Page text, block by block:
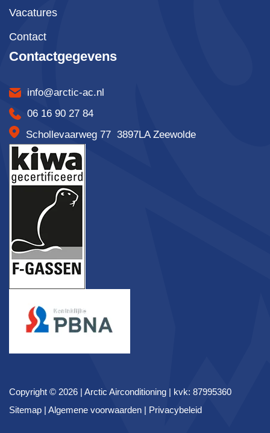
Vacatures
Contact
Contactgegevens
info@arctic-ac.nl
06 16 90 27 84
Schollevaarweg 77 3897LA Zeewolde
Copyright © 2026 | Arctic Airconditioning | kvk: 87995360
Sitemap | Algemene voorwaarden | Privacybeleid